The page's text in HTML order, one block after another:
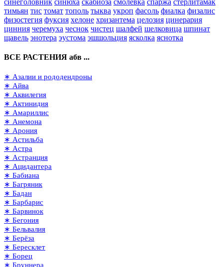
тимьян тис томат тополь тыква укроп фасоль фиалка физалис
физостегия фуксия хелоне хризантема целозия цинерария
цинния черемуха чеснок чистец шалфей шелковица шпинат
щавель энотера эустома эшшольция ясколка яснотка
ВСЕ РАСТЕНИЯ абв ...
∗ Азалии и рододендроны
∗ Айва
∗ Аквилегия
∗ Актинидия
∗ Амариллис
∗ Анемона
∗ Арония
∗ Астильба
∗ Астра
∗ Астранция
∗ Ацидантера
∗ Бабиана
∗ Багряник
∗ Бадан
∗ Барбарис
∗ Барвинок
∗ Бегония
∗ Бельвалия
∗ Берёза
∗ Бересклет
∗ Борец
∗ Бруннера